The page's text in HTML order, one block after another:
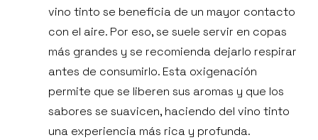
vino tinto se beneficia de un mayor contacto
con el aire. Por eso, se suele servir en copas
más grandes y se recomienda dejarlo respirar
antes de consumirlo. Esta oxigenación
permite que se liberen sus aromas y que los
sabores se suavicen, haciendo del vino tinto
una experiencia más rica y profunda.